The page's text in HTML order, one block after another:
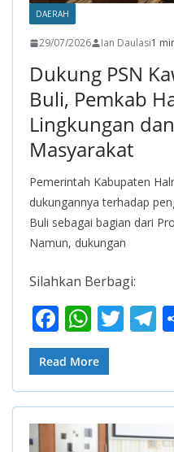
DAERAH
29/07/2026 Ian Daulasi1
Dukung PSN
Buli, Pemkab
Lingkungan
Masyarakat
Pemerintah Kabupaten
dukungannya terhadap
Buli sebagai bagian dari
Namun, dukungan
Silahkan Berbagi:
F
ac
e
b
o
W
h
at
s
A
T
er
T
Read More